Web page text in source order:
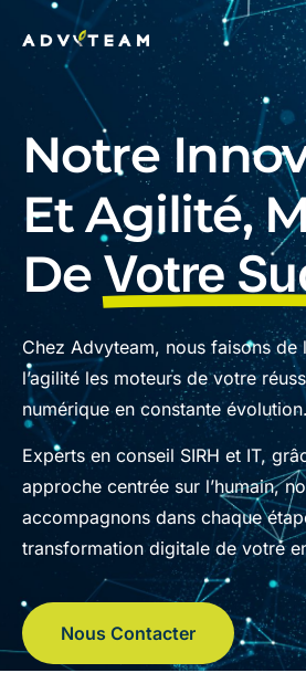
Notre
Et Agilité,
De Votre
Chez Advyteam, nous faisons de
l’agilité les moteurs de votre
numérique en constante
Experts en conseil SIRH et IT,
approche centrée sur l’humain,
accompagnons dans chaque
transformation digitale de votre
Nous Contacter